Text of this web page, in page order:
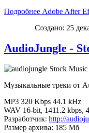
Подробнее Adobe After
Создано: 25
AudioJungle -
Музыкальные треки от
MP3 320 Kbps 44.1 kHz
WAV 16-bit, 1411.2 kbps,
Разработчик: http://
Размер архива: 185 Мб